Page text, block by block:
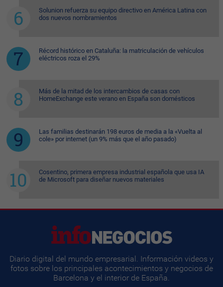
Solunion refuerza su equipo directivo en América Latina con
dos nuevos nombramientos
Récord histórico en Cataluña: la matriculación de vehículos
eléctricos roza el 29%
Más de la mitad de los intercambios de casas con
HomeExchange este verano en España son domésticos
Las familias destinarán 198 euros de media a la «Vuelta al
cole» por internet (un 9% más que el año pasado)
Cosentino, primera empresa industrial española que usa IA
de Microsoft para diseñar nuevos materiales
Diario digital del mundo empresarial. Información videos y
fotos sobre los principales acontecimientos y negocios de
Barcelona y el interior de España.